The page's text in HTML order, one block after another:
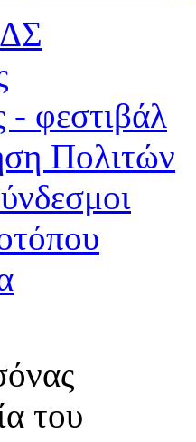
- φεστιβάλ
Πολιτών